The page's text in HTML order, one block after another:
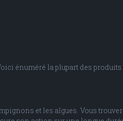
énuméré la plupart des
et les algues. Vous